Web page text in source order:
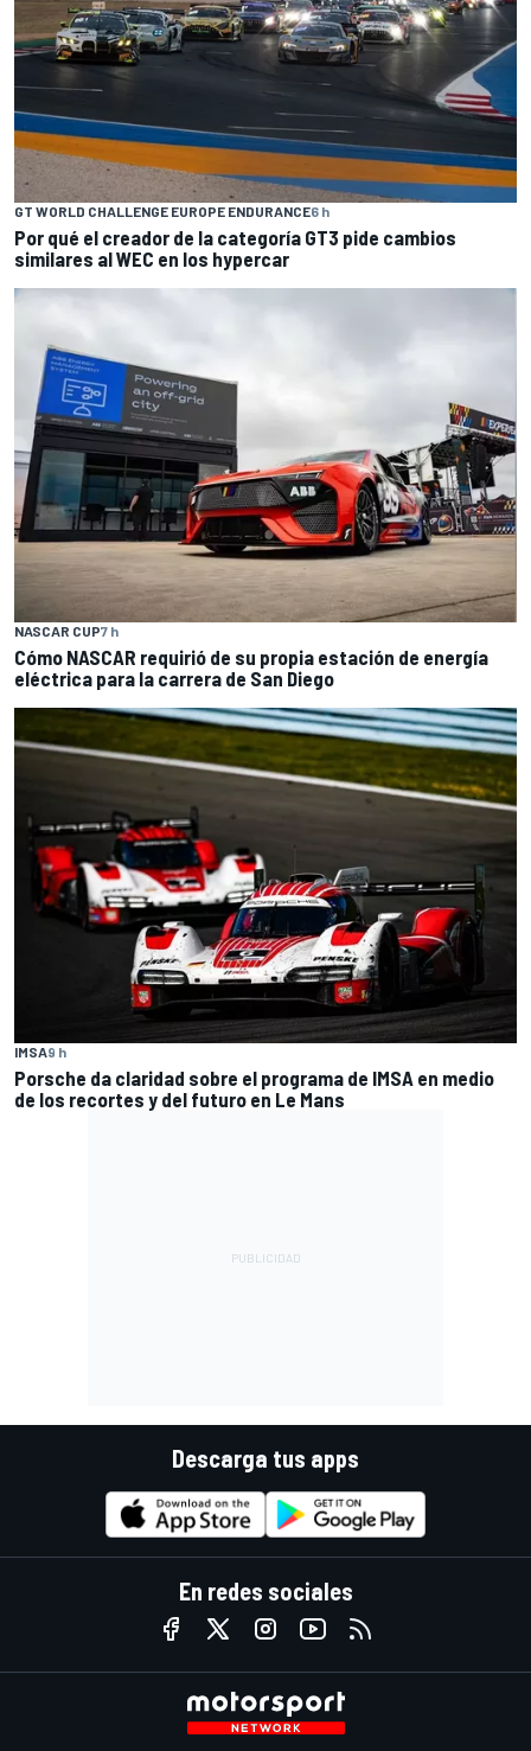
GT WORLD CHALLENGE EUROPE ENDURANCE6 h
Por qué el creador de la categoría GT3 pide cambios
similares al WEC en los hypercar
NASCAR CUP7 h
Cómo NASCAR requirió de su propia estación de energía
eléctrica para la carrera de San Diego
IMSA9 h
Porsche da claridad sobre el programa de IMSA en medio
de los recortes y del futuro en Le Mans
Descarga tus apps
En redes sociales